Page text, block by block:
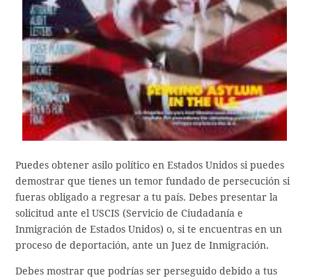
Puedes obtener asilo político en Estados Unidos si puedes
demostrar que tienes un temor fundado de persecución si
fueras obligado a regresar a tu país. Debes presentar la
solicitud ante el USCIS (Servicio de Ciudadanía e
Inmigración de Estados Unidos) o, si te encuentras en un
proceso de deportación, ante un Juez de Inmigración.
Debes mostrar que podrías ser perseguido debido a tus